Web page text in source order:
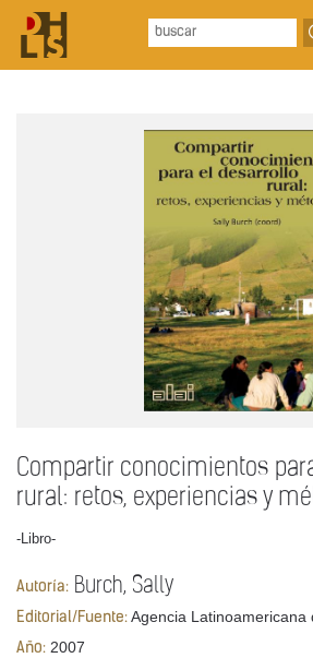
Compartir conocimientos
rural: retos, experiencias y
-Libro-
Autoría: Burch, Sally
Editorial/Fuente: Agencia Latinoamericana
Año: 2007